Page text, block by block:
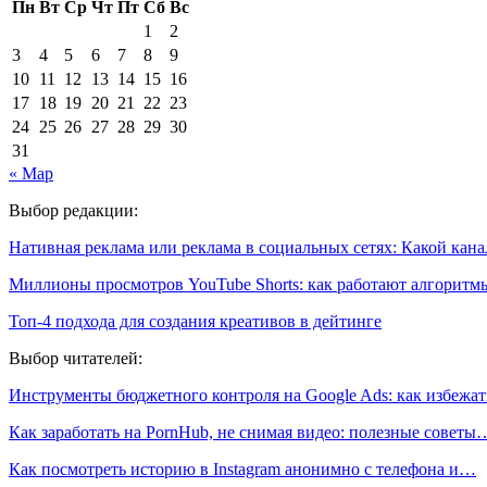
Пн Вт Ср Чт Пт Сб Вс
1
2
3
4 5 6 7 8
9
10 11 12 13 14 15 16
17 18 19 20 21 22 23
24 25 26 27 28 29 30
31
« Мар
Выбор редакции:
Нативная реклама или реклама в социальных сетях: Какой
Миллионы просмотров YouTube Shorts: как работают
Топ-4 подхода для создания креативов в дейтинге
Выбор читателей:
Инструменты бюджетного контроля на Google Ads: как
Как заработать на PornHub, не снимая видео: полезные
Как посмотреть историю в Instagram анонимно с телефона и…